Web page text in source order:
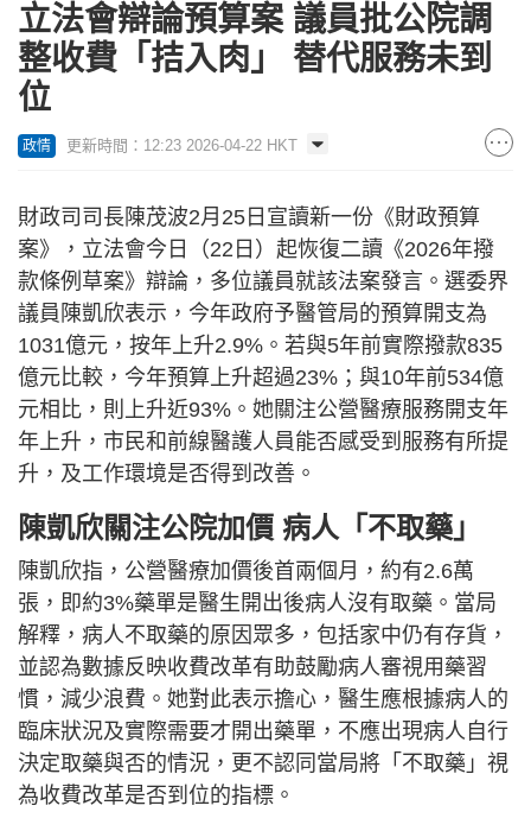
立法會辯論預算案 議員批公院調
整收費「拮入肉」 替代服務未到
位
政情 更新時間：12:23 2026-04-22 HKT
財政司司長陳茂波2月25日宣讀新一份《財政預算
案》，立法會今日（22日）起恢復二讀《2026年撥
款條例草案》辯論，多位議員就該法案發言。選委界
議員陳凱欣表示，今年政府予醫管局的預算開支為
1031億元，按年上升2.9%。若與5年前實際撥款835
億元比較，今年預算上升超過23%；與10年前534億
元相比，則上升近93%。她關注公營醫療服務開支年
年上升，市民和前線醫護人員能否感受到服務有所提
升，及工作環境是否得到改善。
陳凱欣關注公院加價 病人「不取藥」
陳凱欣指，公營醫療加價後首兩個月，約有2.6萬
張，即約3%藥單是醫生開出後病人沒有取藥。當局
解釋，病人不取藥的原因眾多，包括家中仍有存貨，
並認為數據反映收費改革有助鼓勵病人審視用藥習
慣，減少浪費。她對此表示擔心，醫生應根據病人的
臨床狀況及實際需要才開出藥單，不應出現病人自行
決定取藥與否的情況，更不認同當局將「不取藥」視
為收費改革是否到位的指標。